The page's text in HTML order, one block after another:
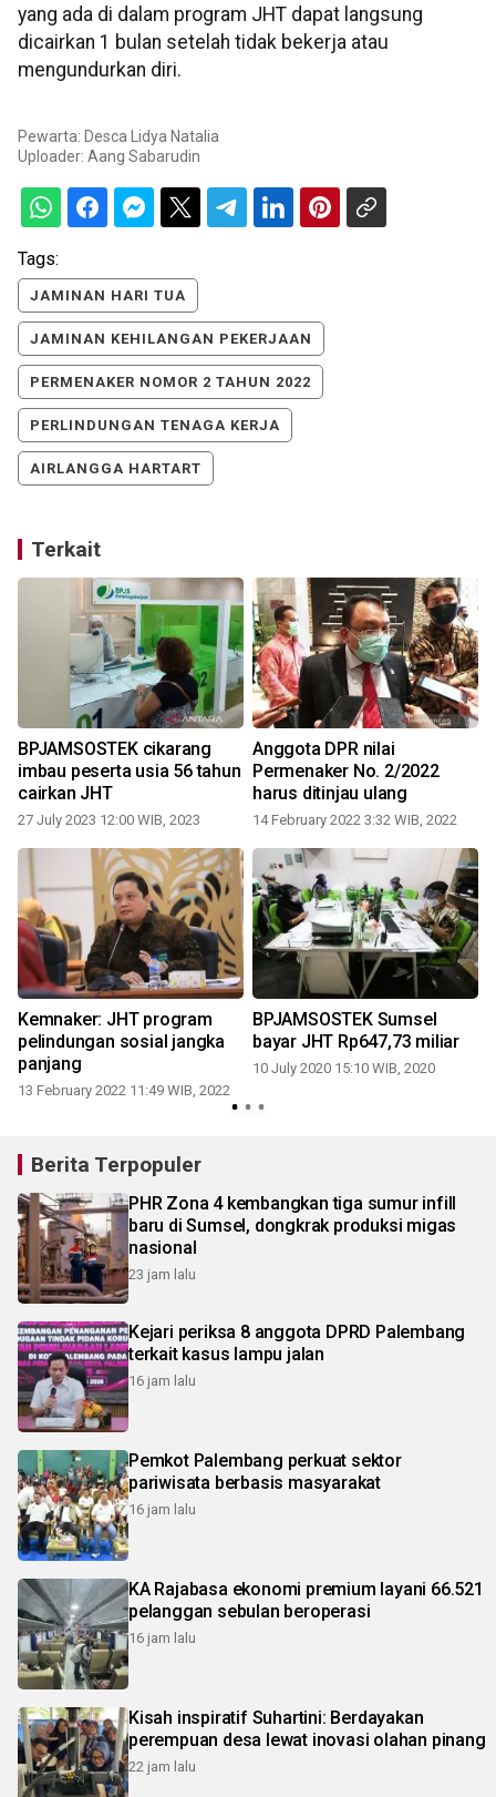
yang ada di dalam program JHT dapat langsung
dicairkan 1 bulan setelah tidak bekerja atau
mengundurkan diri.
Pewarta: Desca Lidya Natalia
Uploader: Aang Sabarudin
Tags:
JAMINAN HARI TUA
JAMINAN KEHILANGAN PEKERJAAN
PERMENAKER NOMOR 2 TAHUN 2022
PERLINDUNGAN TENAGA KERJA
AIRLANGGA HARTART
Terkait
BPJAMSOSTEK cikarang
imbau peserta usia 56 tahun
cairkan JHT
27 July 2023 12:00 WIB, 2023
Anggota DPR nilai
Permenaker No. 2/2022
harus ditinjau ulang
14 February 2022 3:32 WIB, 2022
Kemnaker: JHT program
pelindungan sosial jangka
panjang
13 February 2022 11:49 WIB, 2022
BPJAMSOSTEK Sumsel
bayar JHT Rp647,73 miliar
10 July 2020 15:10 WIB, 2020
Berita Terpopuler
PHR Zona 4 kembangkan tiga sumur infill
baru di Sumsel, dongkrak produksi migas
nasional
23 jam lalu
Kejari periksa 8 anggota DPRD Palembang
terkait kasus lampu jalan
16 jam lalu
Pemkot Palembang perkuat sektor
pariwisata berbasis masyarakat
16 jam lalu
KA Rajabasa ekonomi premium layani 66.521
pelanggan sebulan beroperasi
16 jam lalu
Kisah inspiratif Suhartini: Berdayakan
perempuan desa lewat inovasi olahan pinang
22 jam lalu